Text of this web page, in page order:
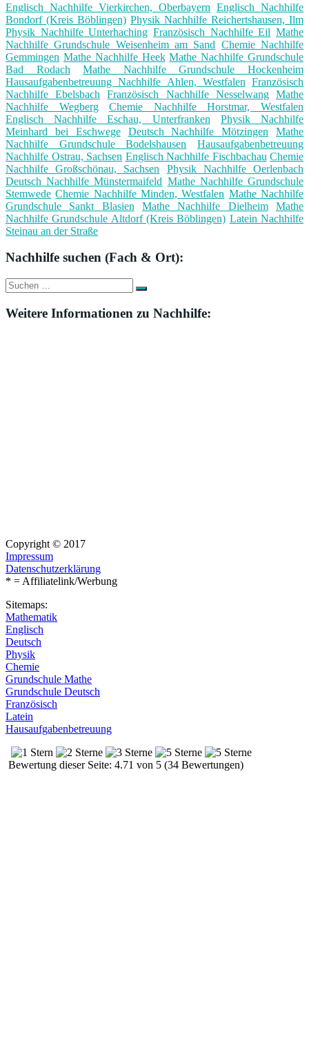
Englisch Nachhilfe Vierkirchen, Oberbayern Englisch Nachhilfe
Bondorf (Kreis Böblingen) Physik Nachhilfe Reichertshausen, Ilm
Physik Nachhilfe Unterhaching Französisch Nachhilfe Eil Mathe
Nachhilfe Grundschule Weisenheim am Sand Chemie Nachhilfe
Gemmingen Mathe Nachhilfe Heek Mathe Nachhilfe Grundschule
Bad Rodach
Mathe Nachhilfe Grundschule Hockenheim
Hausaufgabenbetreuung Nachhilfe Ahlen, Westfalen Französisch
Nachhilfe Ebelsbach
Französisch Nachhilfe Nesselwang
Mathe
Nachhilfe Wegberg
Chemie Nachhilfe Horstmar, Westfalen
Englisch Nachhilfe Eschau, Unterfranken
Physik Nachhilfe
Meinhard bei Eschwege
Deutsch Nachhilfe Mötzingen
Mathe
Nachhilfe Grundschule Bodelshausen
Hausaufgabenbetreuung
Nachhilfe Ostrau, Sachsen Englisch Nachhilfe Fischbachau Chemie
Nachhilfe Großschönau, Sachsen
Physik Nachhilfe Oerlenbach
Deutsch Nachhilfe Münstermaifeld Mathe Nachhilfe Grundschule
Stemwede Chemie Nachhilfe Minden, Westfalen Mathe Nachhilfe
Grundschule Sankt Blasien
Mathe Nachhilfe Dielheim
Mathe
Nachhilfe Grundschule Altdorf (Kreis Böblingen) Latein Nachhilfe
Steinau an der Straße
Nachhilfe suchen (Fach & Ort):
Suche
nach:
Suchen
Weitere Informationen zu Nachhilfe:
Copyright © 2017
Impressum
Datenschutzerklärung
* = Affiliatelink/Werbung
Sitemaps:
Mathematik
Englisch
Deutsch
Physik
Chemie
Grundschule Mathe
Grundschule Deutsch
Französisch
Latein
Hausaufgabenbetreuung
Bewertung dieser Seite: 4.71 von 5 (34 Bewertungen)